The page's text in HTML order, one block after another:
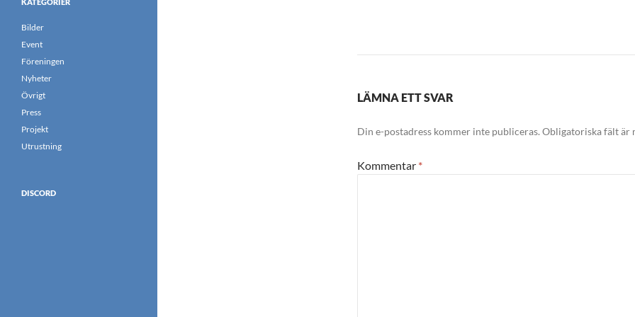
LÄMNA ETT SVAR
Din e-postadress kommer inte publiceras. Obligatoriska fält är
Kommentar *
Bilder
Event
Föreningen
Nyheter
Övrigt
Press
Projekt
Utrustning
DISCORD